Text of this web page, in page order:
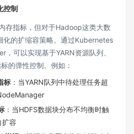
控制
存指标，但对于Hadoop这类大数
化的扩缩容策略。通过Kubernetes
可以实现基于YARN资源队列、
的弹性控制。例如：
标 ：当YARN队列中待处理任务超
：当HDFS数据块分布不均衡时触
容